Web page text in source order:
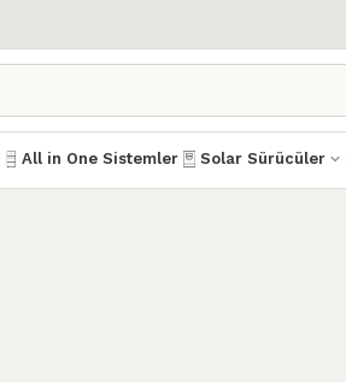
All in One Sistemler Solar Sürücüler